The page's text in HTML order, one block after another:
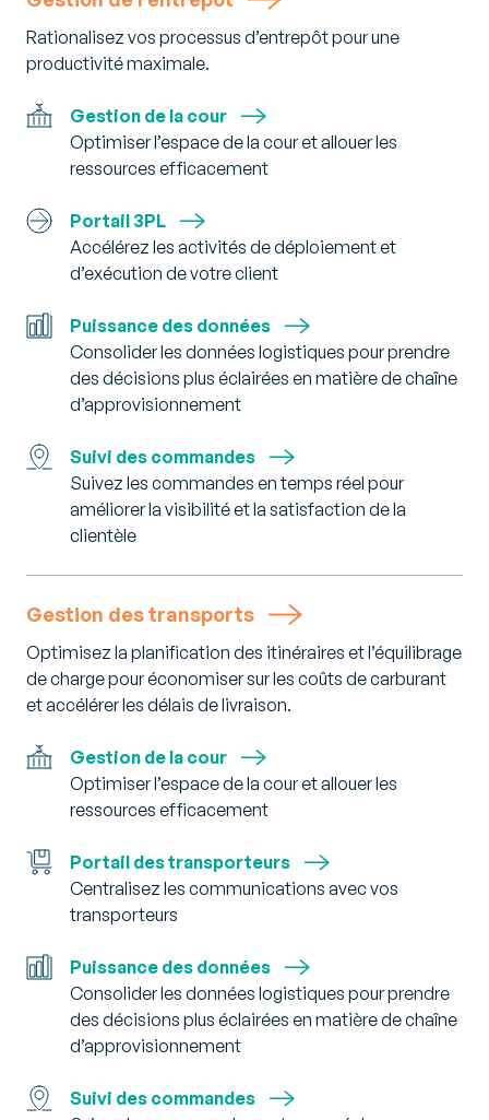
Rationalisez vos processus d’entrepôt pour une
productivité maximale.
Gestion de la cour
Optimiser l’espace de la cour et allouer les
ressources efficacement
Portail 3PL
Accélérez les activités de déploiement et
d’exécution de votre client
Puissance des données
Consolider les données logistiques pour prendre
des décisions plus éclairées en matière de chaîne
d’approvisionnement
Suivi des commandes
Suivez les commandes en temps réel pour
améliorer la visibilité et la satisfaction de la
clientèle
Gestion des transports
Optimisez la planification des itinéraires et l’équilibrage
de charge pour économiser sur les coûts de carburant
et accélérer les délais de livraison.
Gestion de la cour
Optimiser l’espace de la cour et allouer les
ressources efficacement
Portail des transporteurs
Centralisez les communications avec vos
transporteurs
Puissance des données
Consolider les données logistiques pour prendre
des décisions plus éclairées en matière de chaîne
d’approvisionnement
Suivi des commandes